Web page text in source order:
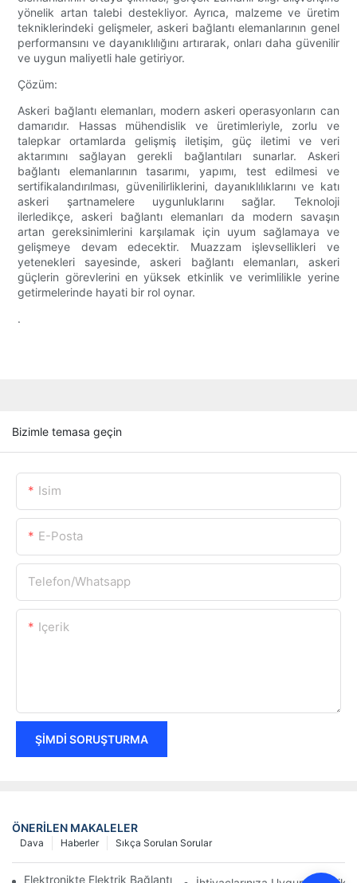
yönelik artan talebi destekliyor. Ayrıca, malzeme ve üretim
tekniklerindeki gelişmeler, askeri bağlantı elemanlarının genel
performansını ve dayanıklılığını artırarak, onları daha güvenilir
ve uygun maliyetli hale getiriyor.
Çözüm:
Askeri bağlantı elemanları, modern askeri operasyonların can
damarıdır. Hassas mühendislik ve üretimleriyle, zorlu ve
talepkar ortamlarda gelişmiş iletişim, güç iletimi ve veri
aktarımını sağlayan gerekli bağlantıları sunarlar. Askeri
bağlantı elemanlarının tasarımı, yapımı, test edilmesi ve
sertifikalandırılması, güvenilirliklerini, dayanıklılıklarını ve katı
askeri şartnamelere uygunluklarını sağlar. Teknoloji
ilerledikçe, askeri bağlantı elemanları da modern savaşın
artan gereksinimlerini karşılamak için uyum sağlamaya ve
gelişmeye devam edecektir. Muazzam işlevsellikleri ve
yetenekleri sayesinde, askeri bağlantı elemanları, askeri
güçlerin görevlerini en yüksek etkinlik ve verimlilikle yerine
getirmelerinde hayati bir rol oynar.
.
Bizimle temasa geçin
Isim
E-Posta
Telefon/whatsapp
Içerik
ŞIMDI SORUŞTURMA
ÖNERILEN MAKALELER
Sıkça Sorulan Sorular
Haberler
Dava
Elektronikte Elektrik Bağlantıları Üzerinde Teknolojinin Etkisi